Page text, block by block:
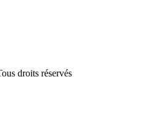
droits réservés